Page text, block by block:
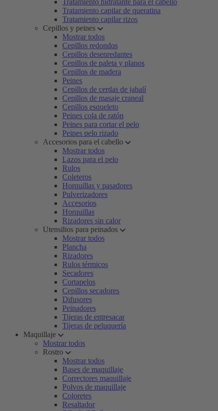
Tratamiento hidratante para el cabello
Tratamiento capilar de queratina
Tratamiento capilar rizos
Cepillos y peines
Mostrar todos
Cepillos redondos
Cepillos desenredantes
Cepillos de paleta y planos
Cepillos de madera
Peines
Cepillos de cerdas de jabalí
Cepillos de masaje craneal
Cepillos esqueleto
Peines cola de ratón
Peines para cortar el pelo
Peines pelo rizado
Accesorios para el cabello
Mostrar todos
Lazos para el pelo
Rulos
Coleteros
Horquillas y pasadores
Pulverizadores
Accesorios
Horquillas
Rizadores sin calor
Utensilios para peinados
Mostrar todos
Plancha
Rizadores
Rulos térmicos
Secadores
Cortapelos
Cepillos secadores
Difusores
Peinadores
Tijeras de entresacar
Tijeras de peluquería
Maquillaje
Mostrar todos
Rostro
Mostrar todos
Bases de maquillaje
Correctores maquillaje
Polvos de maquillaje
Coloretes
Resaltador